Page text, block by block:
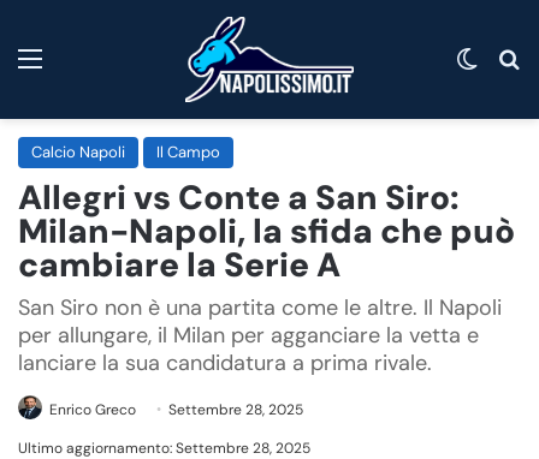
Calcio Napoli Il Campo
Allegri vs Conte a San Siro:
Milan-Napoli, la sfida che può
cambiare la Serie A
San Siro non è una partita come le altre. Il Napoli
per allungare, il Milan per agganciare la vetta e
lanciare la sua candidatura a prima rivale.
Enrico Greco
Settembre 28, 2025
Ultimo aggiornamento: Settembre 28, 2025